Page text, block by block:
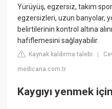
Yürüyüş, egzersiz, takım
egzersizleri, uzun banyolar,
belirtilerinin kontrol altına
hafiflemesini sağlayabilir.
Kaynak kaldırma talebi |
medicana.com.tr
Kaygıyı yenmek